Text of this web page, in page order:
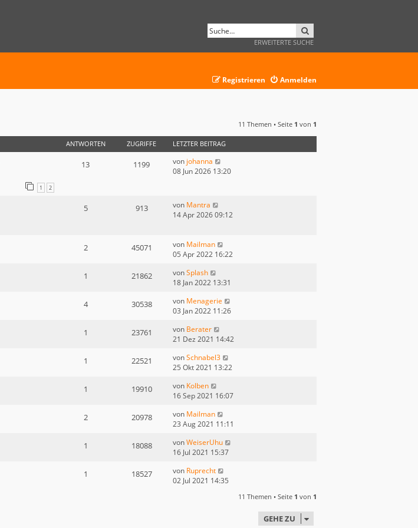
ERWEITERTE SUCHE
Anmelden
Registrieren
11 Themen • Seite 1 von 1
ANTWORTEN ZUGRIFFE LETZTER BEITRAG
1 2
13 1199 von johanna
08 Jun 2026 13:20
5 913 von Mantra
14 Apr 2026 09:12
2 45071 von Mailman
05 Apr 2022 16:22
1 21862 vonSplash
18 Jan 2022 13:31
4 30538 von Menagerie
03 Jan 2022 11:26
1 23761 von Berater
21 Dez 2021 14:42
1 22521 vonSchnabel3
25 Okt 2021 13:22
1 19910 von Kolben
16 Sep 2021 16:07
2 20978 von Mailman
23 Aug 2021 11:11
1 18088 vonWeiserUhu
16 Jul 2021 15:37
1 18527 von Ruprecht
02 Jul 2021 14:35
11 Themen • Seite 1 von 1
GEHE ZU